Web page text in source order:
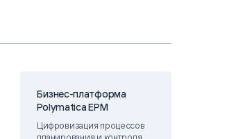
Бизнес-платформа
Polymatica EPM
Цифровизация процессов